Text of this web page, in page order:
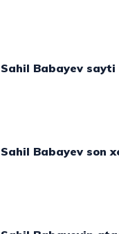
Sahil Babayev sayti
Sahil Babayev son